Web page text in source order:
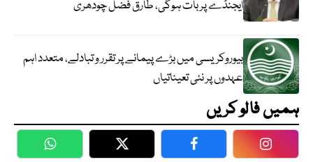
ایجنڈے پر بات ہوگی، طارق فضل چودھری
بیوروکریسی میں بڑے پیمانے پر تقرر و تبادلے، متعدد اہم
عہدوں پر نئی تعیناتیاں
ہمیں فالو کریں
WhatsApp Twitter Facebook